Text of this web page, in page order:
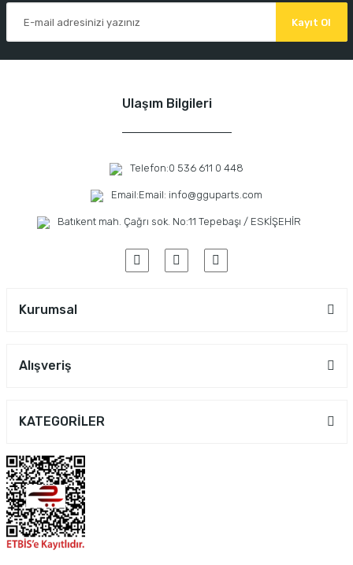
Kayıt Ol
Ulaşım Bilgileri
Telefon:0 536 611 0 448
Email:Email: info@gguparts.com
Batıkent mah. Çağrı sok. No:11 Tepebaşı / ESKİŞEHİR
Kurumsal
Alışveriş
KATEGORİLER